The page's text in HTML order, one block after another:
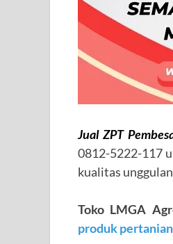
Jual ZPT
0812-5222-117
kualitas
Toko LMGA
produk pertanian